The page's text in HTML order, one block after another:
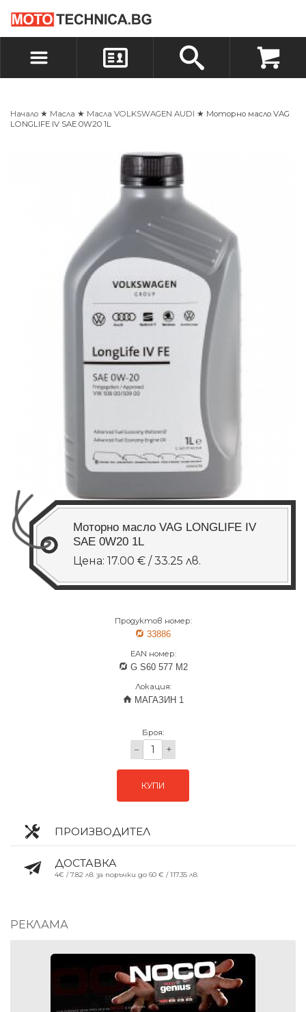
ВХОД
БЪРЗА ПОРЪЧКА ПОРЪЧКА
Начало ★ Масла ★ Масла VOLKSWAGEN AUDI ★ Моторно масло VAG
LONGLIFE IV SAE 0W20 1L
Моторно масло VAG LONGLIFE IV
SAE 0W20 1L
Цена: 17.00 € / 33.25 лв.
Продуктов номер:
33886
EAN номер:
G S60 577 M2
Локация:
МАГАЗИН 1
Броя:
− +
КУПИ
ПРОИЗВОДИТЕЛ
ДОСТАВКА
4€ / 7.82 лв. за поръчки до 60 € / 117.35 лв.
РЕКЛАМА